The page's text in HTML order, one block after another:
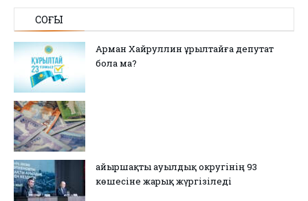
СОҢҒЫ
Арман Хайруллин Құрылтайға депутат
бола ма?
Қайыршақты ауылдық округінің 93
көшесіне жарық жүргізіледі